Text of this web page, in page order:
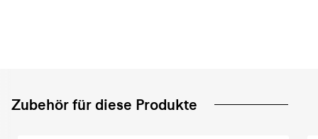
Zubehör für diese Produkte